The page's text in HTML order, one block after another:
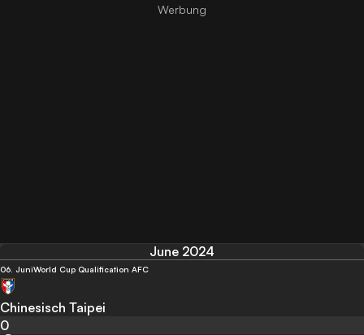
June 2024
06. JuniWorld Cup Qualification AFC
Chinesisch Taipei
0